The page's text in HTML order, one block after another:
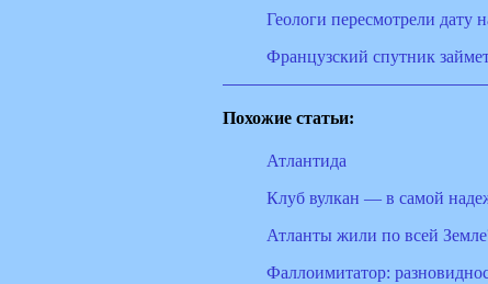
Геологи пересмотрели дату
Французский спутник
Похожие статьи:
Атлантида
Клуб вулкан — в самой
Атланты жили по всей
Фаллоимитатор: